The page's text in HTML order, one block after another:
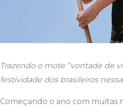
Trazendo o mote “vontade de
festividade dos brasileiros
Começando o ano com muitas